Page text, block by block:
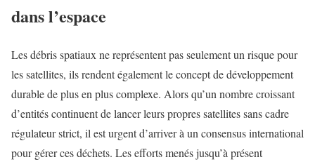
dans l’espace
Les débris spatiaux ne représentent pas seulement un risque pour
les satellites, ils rendent également le concept de développement
durable de plus en plus complexe. Alors qu’un nombre croissant
d’entités continuent de lancer leurs propres satellites sans cadre
régulateur strict, il est urgent d’arriver à un consensus international
pour gérer ces déchets. Les efforts menés jusqu’à présent